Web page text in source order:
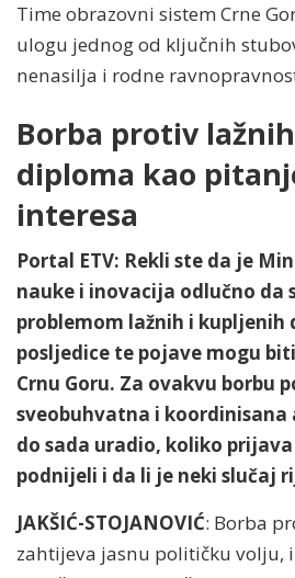
Time obrazovni sistem Crne
ulogu jednog od ključnih
nenasilja i rodne
Borba protiv
diploma kao
interesa
Portal ETV: Rekli ste da je
nauke i inovacija odlučno da
problemom lažnih i kupljenih
posljedice te pojave mogu
Crnu Goru. Za ovakvu borbu
sveobuhvatna i koordinisana
do sada uradio, koliko
podnijeli i da li je neki slučaj
JAKŠIĆ-STOJANOVIĆ: Borba
zahtijeva jasnu političku volju,